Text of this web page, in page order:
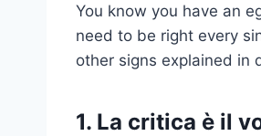
You know you have an
need to be right every
other signs explained in
1. La critica è il